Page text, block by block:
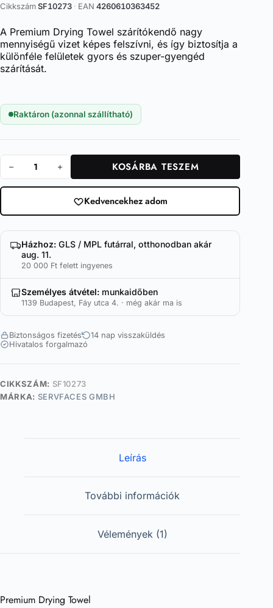
CikkszámSF10273 · EAN 4260610363452
A Premium Drying Towel szárítókendő nagy
mennyiségű vizet képes felszívni, és így biztosítja a
különféle felületek gyors és szuper-gyengéd
szárítását.
Raktáron (azonnal szállítható)
Premium
KOSÁRBA TESZEM
Kedvencekhez adom
Házhoz: GLS / MPL futárral, otthonodban akár
aug. 11.
20 000 Ft felett ingyenes
Személyes átvétel: munkaidőben
1139 Budapest, Fáy utca 4. · még akár ma is
Biztonságos fizetés
14 nap visszaküldés
Hivatalos forgalmazó
CIKKSZÁM: SF10273
MÁRKA: SERVFACES GMBH
Leírás
További információk
Vélemények (1)
Premium Drying Towel